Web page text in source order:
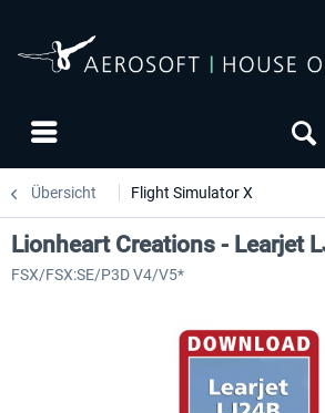
Übersicht Flight Simulator X
Lionheart Creations - Learjet
FSX/FSX:SE/P3D V4/V5*